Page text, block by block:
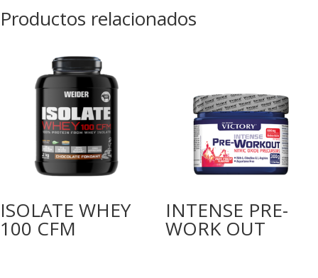
Productos relacionados
ISOLATE WHEY
100 CFM
INTENSE PRE-
WORK OUT